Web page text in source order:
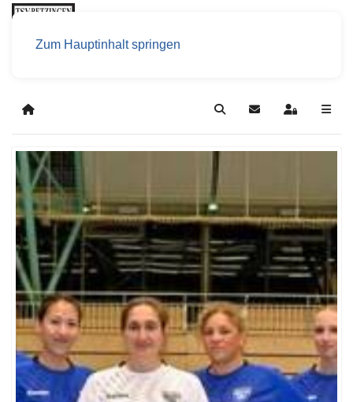
Zum Hauptinhalt springen
Home SearchUpdatesSign In